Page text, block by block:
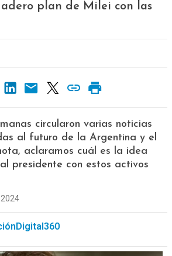
plan de Milei con las
circularon varias noticias
al futuro de la Argentina y el
aclaramos cuál es la idea
presidente con estos activos